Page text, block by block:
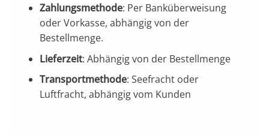
Zahlungsmethode: Per Banküberweisung
oder Vorkasse, abhängig von der
Bestellmenge.
Lieferzeit: Abhängig von der Bestellmenge
Transportmethode: Seefracht oder
Luftfracht, abhängig vom Kunden